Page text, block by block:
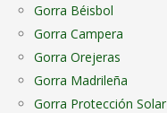
Gorra Béisbol
Gorra Campera
Gorra Orejeras
Gorra Madrileña
Gorra Protección Solar